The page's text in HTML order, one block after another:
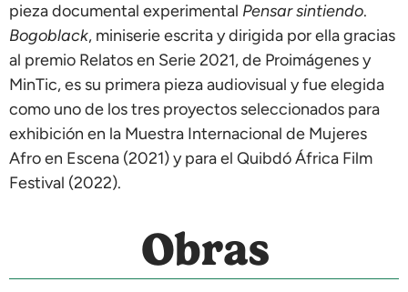
pieza documental experimental Pensar sintiendo.
Bogoblack, miniserie escrita y dirigida por ella gracias
al premio Relatos en Serie 2021, de Proimágenes y
MinTic, es su primera pieza audiovisual y fue elegida
como uno de los tres proyectos seleccionados para
exhibición en la Muestra Internacional de Mujeres
Afro en Escena (2021) y para el Quibdó África Film
Festival (2022).
Obras